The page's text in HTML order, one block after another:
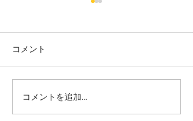
ワークショップ作品「も
う一度、」
コメント
コメントを追加…